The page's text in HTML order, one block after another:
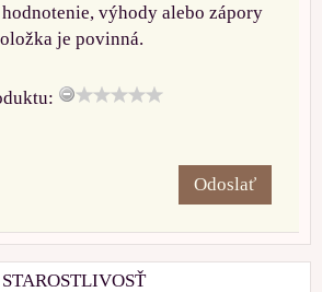
výhody alebo zápory
je povinná.
Odoslať